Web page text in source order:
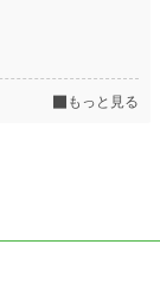
もっと見る